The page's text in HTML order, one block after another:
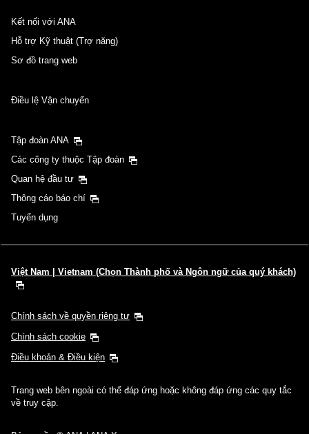
Kết nối với ANA
Hỗ trợ Kỹ thuật (Trợ năng)
Sơ đồ trang web
Điều lệ Vận chuyển
Tập đoàn ANA
Các công ty thuộc Tập đoàn
Quan hệ đầu tư
Thông cáo báo chí
Tuyển dụng
Việt Nam | Vietnam (Chọn Thành phố và Ngôn ngữ của quý khách)
Chính sách về quyền riêng tư
Chính sách cookie
Điều khoản & Điều kiện
Trang web bên ngoài có thể đáp ứng hoặc không đáp ứng các quy tắc
về truy cập.